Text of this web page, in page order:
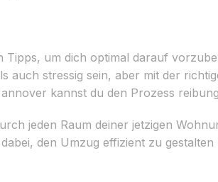
um dich optimal darauf
auch stressig sein, aber mit der
kannst du den Prozess
jeden Raum deiner jetzigen
den Umzug effizient zu